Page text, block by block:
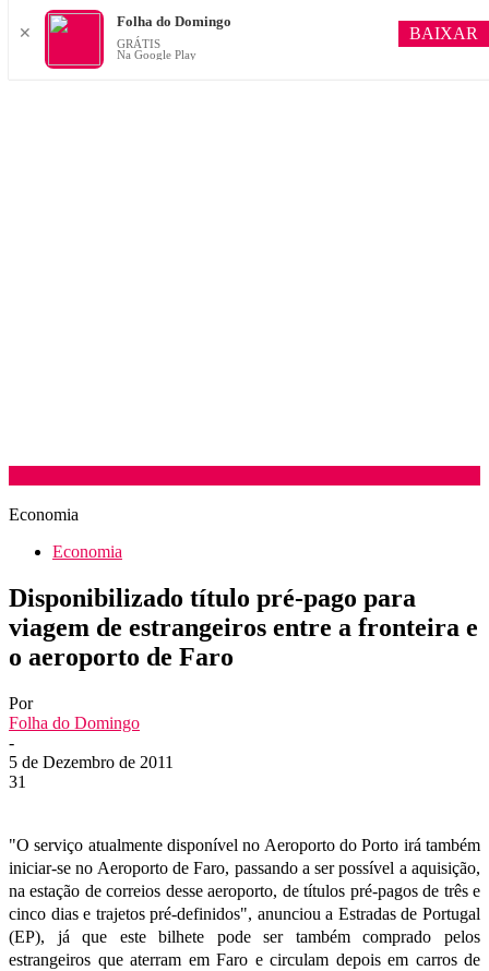
Economia
Economia
Disponibilizado título pré-pago para
viagem de estrangeiros entre a fronteira e
o aeroporto de Faro
Por
Folha do Domingo
-
5 de Dezembro de 2011
31
"O serviço atualmente disponível no Aeroporto do Porto irá também
iniciar-se no Aeroporto de Faro, passando a ser possível a aquisição,
na estação de correios desse aeroporto, de títulos pré-pagos de três e
cinco dias e trajetos pré-definidos", anunciou a Estradas de Portugal
(EP), já que este bilhete pode ser também comprado pelos
estrangeiros que aterram em Faro e circulam depois em carros de
✕
Folha do Domingo
GRÁTIS
Na Google Play
BAIXAR